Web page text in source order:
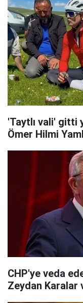
'Taytlı vali' gitti
Ömer Hilmi
CHP'ye veda
Zeydan Karalar